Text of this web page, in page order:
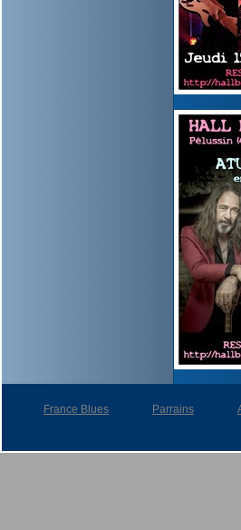
France Blues Parrains